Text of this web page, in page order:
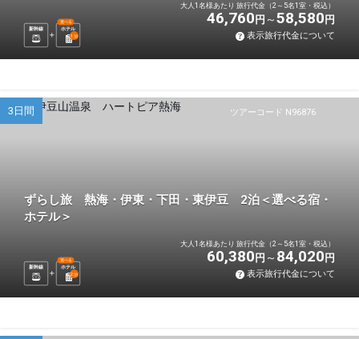
新幹線 ホテル
選べる
1 泊
大人1名様あたり 旅行代金（2～5名1室・税込）
46,760 円 58,580 円
表示旅行代金について
ツアーコード N96876
3日間
ずらし旅 熱海・伊東・下田・東伊豆 2泊＜選べる宿・
ホテル＞
新幹線 ホテル
選べる
2泊
大人1名様あたり 旅行代金（2～5名1室・税込）
60,380 円 84,020 円
表示旅行代金について